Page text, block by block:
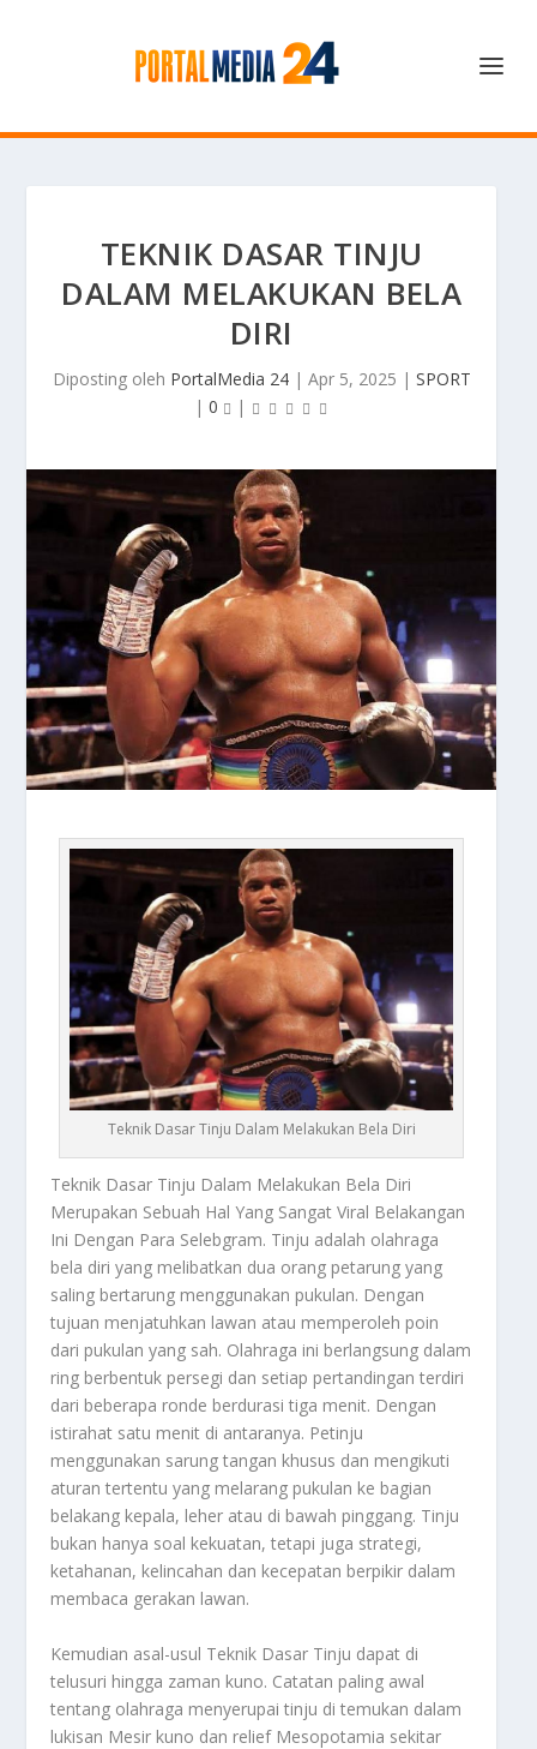
TEKNIK DASAR TINJU
DALAM MELAKUKAN BELA
DIRI
Diposting oleh PortalMedia 24| Apr 5, 2025 | SPORT
| 0 |
Teknik Dasar Tinju Dalam Melakukan Bela Diri
Teknik Dasar Tinju Dalam Melakukan Bela Diri
Merupakan Sebuah Hal Yang Sangat Viral Belakangan
Ini Dengan Para Selebgram. Tinju adalah olahraga
bela diri yang melibatkan dua orang petarung yang
saling bertarung menggunakan pukulan. Dengan
tujuan menjatuhkan lawan atau memperoleh poin
dari pukulan yang sah. Olahraga ini berlangsung dalam
ring berbentuk persegi dan setiap pertandingan terdiri
dari beberapa ronde berdurasi tiga menit. Dengan
istirahat satu menit di antaranya. Petinju
menggunakan sarung tangan khusus dan mengikuti
aturan tertentu yang melarang pukulan ke bagian
belakang kepala, leher atau di bawah pinggang. Tinju
bukan hanya soal kekuatan, tetapi juga strategi,
ketahanan, kelincahan dan kecepatan berpikir dalam
membaca gerakan lawan.
Kemudian asal-usul Teknik Dasar Tinju dapat di
telusuri hingga zaman kuno. Catatan paling awal
tentang olahraga menyerupai tinju di temukan dalam
lukisan Mesir kuno dan relief Mesopotamia sekitar